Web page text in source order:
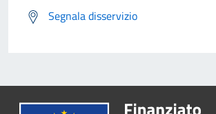
Segnala disservizio